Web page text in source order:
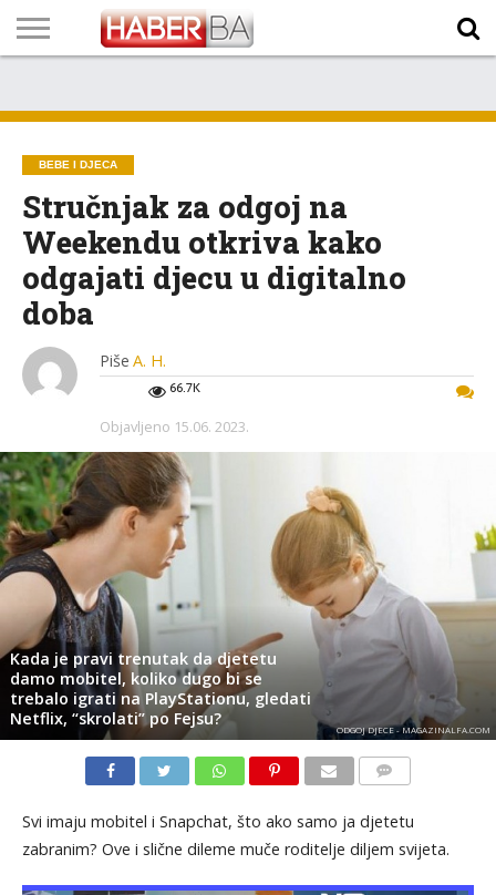
TECH
PROGRAM
PROGNOZA
PUTEVIMA
LISTA
NAMA
BEBE I DJECA
Stručnjak za odgoj na
Weekendu otkriva kako
odgajati djecu u digitalno
doba
Piše A. H.
66.7K
Objavljeno 15.06. 2023.
Kada je pravi trenutak da djetetu
damo mobitel, koliko dugo bi se
trebalo igrati na PlayStationu, gledati
Netflix, “skrolati” po Fejsu?
ODGOJ DJECE - MAGAZINALFA.COM
Svi imaju mobitel i Snapchat, što ako samo ja djetetu
zabranim? Ove i slične dileme muče roditelje diljem svijeta.